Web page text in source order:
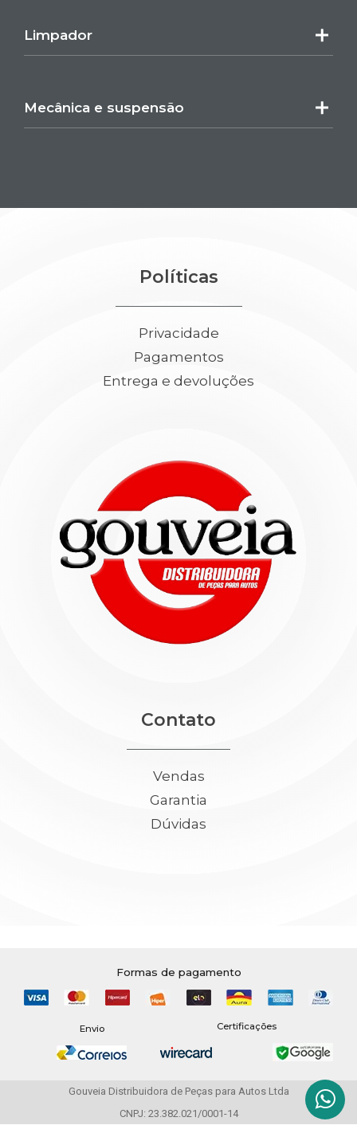
Limpador
Mecânica e suspensão
Políticas
Privacidade
Pagamentos
Entrega e devoluções
Contato
Vendas
Garantia
Dúvidas
Formas de pagamento
Envio Certificações
Gouveia Distribuidora de Peças para Autos Ltda
CNPJ: 23.382.021/0001-14